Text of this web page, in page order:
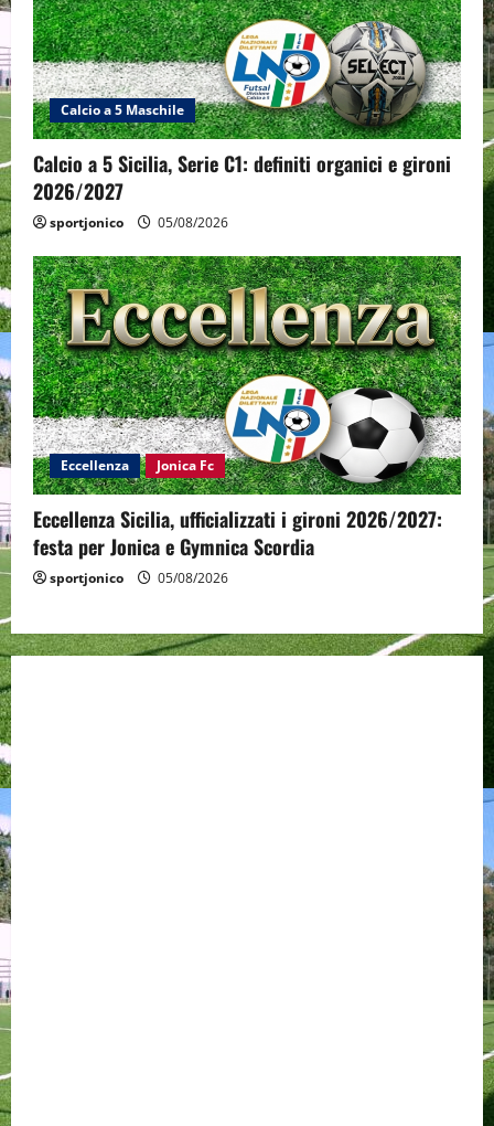
Calcio a 5 Maschile
Calcio a 5 Sicilia, Serie C1: definiti organici e gironi
2026/2027
sportjonico 05/08/2026
Eccellenza Jonica Fc
Eccellenza Sicilia, ufficializzati i gironi 2026/2027:
festa per Jonica e Gymnica Scordia
sportjonico 05/08/2026